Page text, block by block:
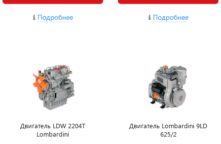
Подробнее Подробнее
Двигатель LDW 2204T
Lombardini
Двигатель Lombardini 9LD
625/2